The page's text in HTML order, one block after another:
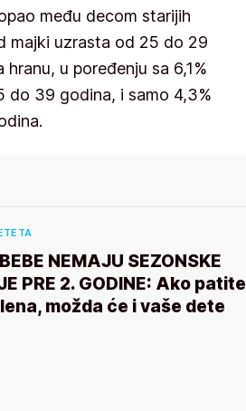
među decom starijih
majki uzrasta od 25 do 29
u poređenju sa 6,1%
do 39 godina, i samo 4,3%
NEMAJU SEZONSKE
PRE 2. GODINE: Ako patite
možda će i vaše dete